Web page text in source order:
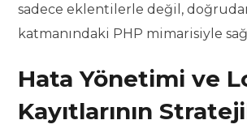
sadece eklentilerle değil,
katmanındaki PHP mimarisiyle
Hata Yönetimi ve
Kayıtlarının